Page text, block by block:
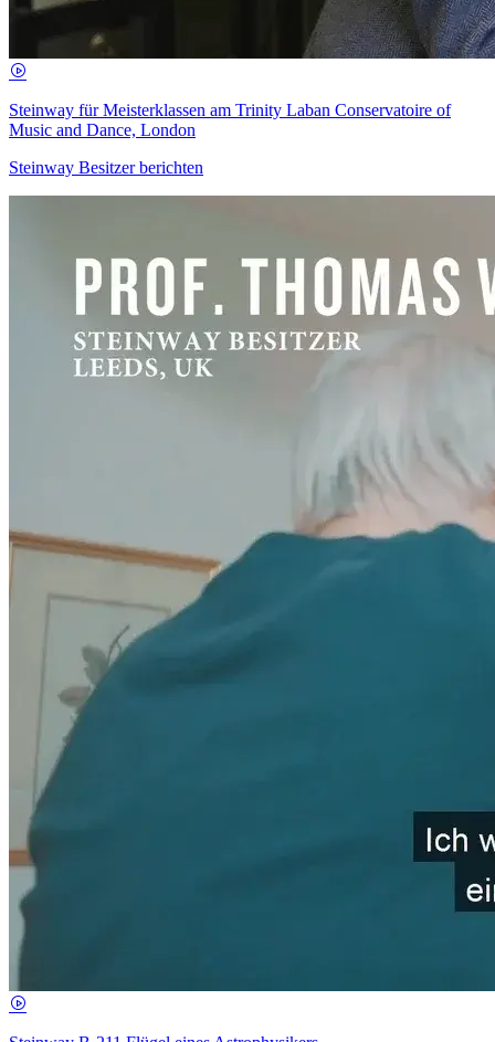
Steinway für Meisterklassen am Trinity Laban Conservatoire of
Music and Dance, London
Steinway Besitzer berichten